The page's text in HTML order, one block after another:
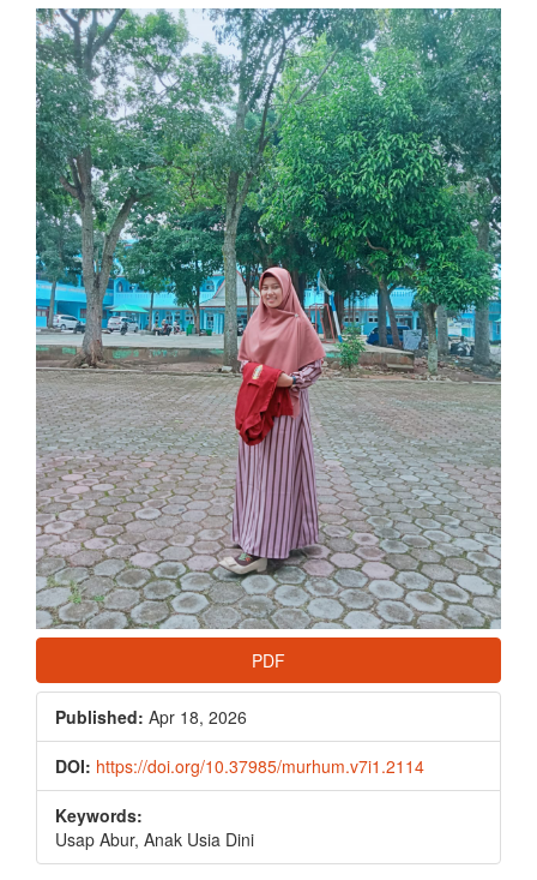
Article
Sidebar
PDF
Published: Apr 18, 2026
DOI: https://doi.org/10.37985/murhum.v7i1.2114
Keywords:
Usap Abur, Anak Usia Dini